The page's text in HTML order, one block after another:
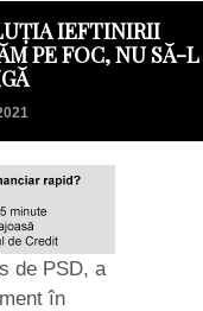
IEFTINIRII
PE FOC, NU SĂ-L
de PSD, a
în